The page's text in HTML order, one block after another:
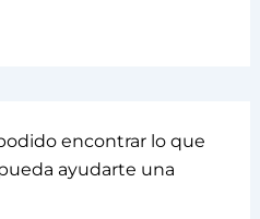
encontrar lo que
ayudarte una